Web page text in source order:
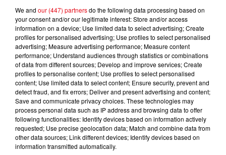
We and our (447) partnersdo the following data processing based on
your consent and/or our legitimate interest: Store and/or access
information on a device; Use limited data to select advertising; Create
profiles for personalised advertising; Use profiles to select personalised
advertising; Measure advertising performance; Measure content
performance; Understand audiences through statistics or combinations
of data from different sources; Develop and improve services; Create
profiles to personalise content; Use profiles to select personalised
content; Use limited data to select content; Ensure security, prevent and
detect fraud, and fix errors; Deliver and present advertising and content;
Save and communicate privacy choices. These technologies may
process personal data such as IP address and browsing data to offer
following functionalities: Identify devices based on information actively
requested; Use precise geolocation data; Match and combine data from
other data sources; Link different devices; Identify devices based on
information transmitted automatically.